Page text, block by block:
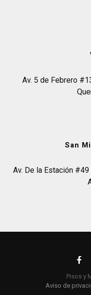
Av. 5 de Febrero
San
Av. De la Estación
Pisos y
Aviso de